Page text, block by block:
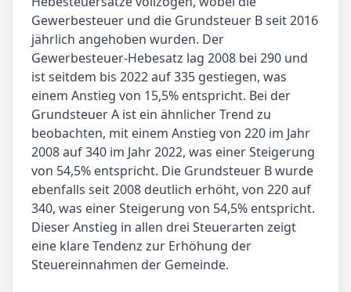
Gewerbesteuer und die Grundsteuer B seit 2016
jährlich angehoben wurden. Der
Gewerbesteuer-Hebesatz lag 2008 bei 290 und
ist seitdem bis 2022 auf 335 gestiegen, was
einem Anstieg von 15,5% entspricht. Bei der
Grundsteuer A ist ein ähnlicher Trend zu
beobachten, mit einem Anstieg von 220 im Jahr
2008 auf 340 im Jahr 2022, was einer Steigerung
von 54,5% entspricht. Die Grundsteuer B wurde
ebenfalls seit 2008 deutlich erhöht, von 220 auf
340, was einer Steigerung von 54,5% entspricht.
Dieser Anstieg in allen drei Steuerarten zeigt
eine klare Tendenz zur Erhöhung der
Steuereinnahmen der Gemeinde.